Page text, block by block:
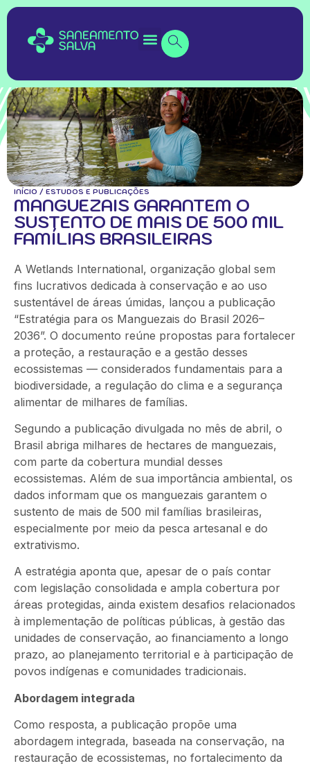
INÍCIO / ESTUDOS E PUBLICAÇÕES
MANGUEZAIS GARANTEM O
SUSTENTO DE MAIS DE 500 MIL
FAMÍLIAS BRASILEIRAS
A Wetlands International, organização global sem
fins lucrativos dedicada à conservação e ao uso
sustentável de áreas úmidas, lançou a publicação
“Estratégia para os Manguezais do Brasil 2026–
2036”. O documento reúne propostas para fortalecer
a proteção, a restauração e a gestão desses
ecossistemas — considerados fundamentais para a
biodiversidade, a regulação do clima e a segurança
alimentar de milhares de famílias.
Segundo a publicação divulgada no mês de abril, o
Brasil abriga milhares de hectares de manguezais,
com parte da cobertura mundial desses
ecossistemas. Além de sua importância ambiental, os
dados informam que os manguezais garantem o
sustento de mais de 500 mil famílias brasileiras,
especialmente por meio da pesca artesanal e do
extrativismo.
A estratégia aponta que, apesar de o país contar
com legislação consolidada e ampla cobertura por
áreas protegidas, ainda existem desafios relacionados
à implementação de políticas públicas, à gestão das
unidades de conservação, ao financiamento a longo
prazo, ao planejamento territorial e à participação de
povos indígenas e comunidades tradicionais.
Abordagem integrada
Como resposta, a publicação propõe uma
abordagem integrada, baseada na conservação, na
restauração de ecossistemas, no fortalecimento da